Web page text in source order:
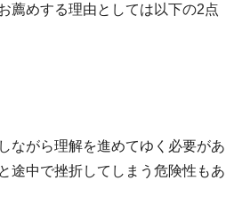
薦めする理由としては以下の2点
ながら理解を進めてゆく必要があ
途中で挫折してしまう危険性もあ